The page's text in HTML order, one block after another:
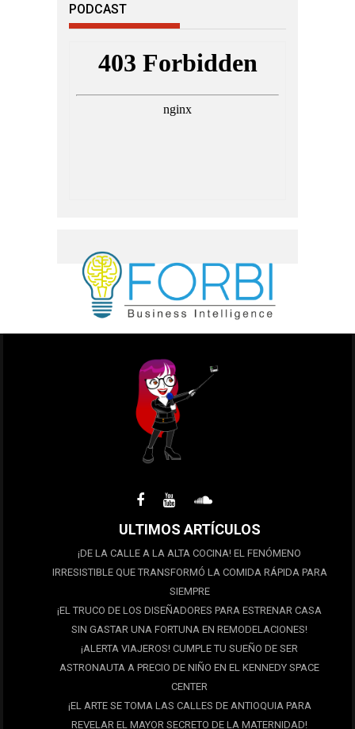
PODCAST
ULTIMOS ARTÍCULOS
¡DE LA CALLE A LA ALTA COCINA! EL FENÓMENO
IRRESISTIBLE QUE TRANSFORMÓ LA COMIDA RÁPIDA PARA
SIEMPRE
¡EL TRUCO DE LOS DISEÑADORES PARA ESTRENAR CASA
SIN GASTAR UNA FORTUNA EN REMODELACIONES!
¡ALERTA VIAJEROS! CUMPLE TU SUEÑO DE SER
ASTRONAUTA A PRECIO DE NIÑO EN EL KENNEDY SPACE
CENTER
¡EL ARTE SE TOMA LAS CALLES DE ANTIOQUIA PARA
REVELAR EL MAYOR SECRETO DE LA MATERNIDAD!